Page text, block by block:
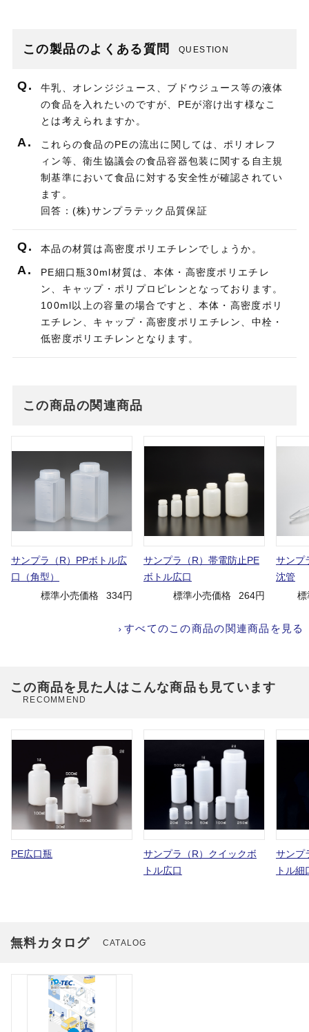
この製品のよくある質問 QUESTION
Q.
牛乳、オレンジジュース、ブドウジュース等の液体
の食品を入れたいのですが、PEが溶け出す様なこ
とは考えられますか。
A.
これらの食品のPEの流出に関しては、ポリオレフ
ィン等、衛生協議会の食品容器包装に関する自主規
制基準において食品に対する安全性が確認されてい
ます。
回答：(株)サンプラテック品質保証
Q. 本品の材質は高密度ポリエチレンでしょうか。
A.
PE細口瓶30ml材質は、本体・高密度ポリエチレ
ン、キャップ・ポリプロピレンとなっております。
100ml以上の容量の場合ですと、本体・高密度ポリ
エチレン、キャップ・高密度ポリエチレン、中栓・
低密度ポリエチレンとなります。
この商品の関連商品
サンプラ（R）PPボトル広
口（角型）
標準小売価格
334円
サンプラ（R）帯電防止PE
ボトル広口
標準小売価格
264円
サンプ
沈管
標
すべてのこの商品の関連商品を見る
この商品を見た人はこんな商品も見ています
RECOMMEND
PE広口瓶
サンプラ（R）クイックボ
トル広口
サンプ
トル細
無料カタログ CATALOG